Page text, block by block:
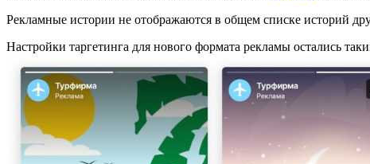
Рекламные истории не отображаются в общем списке историй
Настройки таргетинга для нового формата рекламы остались